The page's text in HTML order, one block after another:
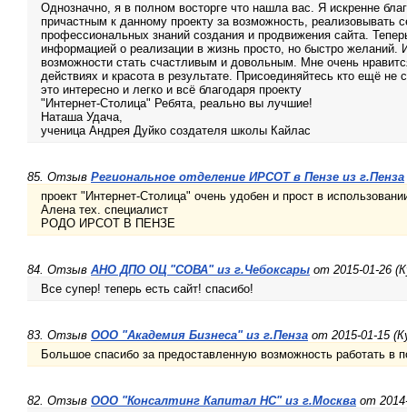
Однозначно, я в полном восторге что нашла вас. Я искренне
причастным к данному проекту за возможность, реализовывать
профессиональных знаний создания и продвижения сайта.
информацией о реализации в жизнь просто, но быстро
возможности стать счастливым и довольным. Мне очень
действиях и красота в результате. Присоединяйтесь кто ещё не
это интересно и легко и всё благодаря проекту
"Интернет-Столица" Ребята, реально вы лучшие!
Наташа Удача,
ученица Андрея Дуйко создателя школы Кайлас
85. Отзыв Региональное отделение ИРСОТ в Пензе из г.Пенза
проект "Интернет-Столица" очень удобен и прост в
Алена тех. специалист
РОДО ИРСОТ В ПЕНЗЕ
84. Отзыв АНО ДПО ОЦ "СОВА" из г.Чебоксары от 2015-01-26
Все супер! теперь есть сайт! спасибо!
83. Отзыв ООО "Академия Бизнеса" из г.Пенза от 2015-01-15
Большое спасибо за предоставленную возможность работать в
82. Отзыв ООО "Консалтинг Капитал НС" из г.Москва от